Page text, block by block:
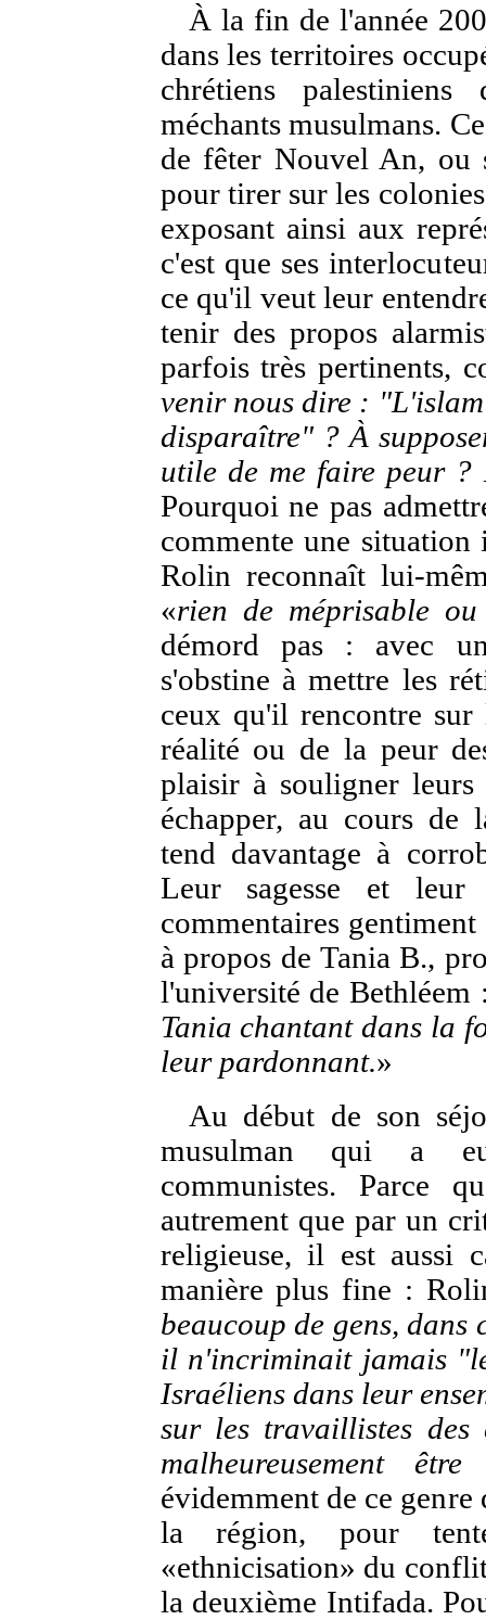
À la fin de l'année
dans les territoires
chrétiens
méchants musulmans.
de fêter Nouvel An, ou
pour tirer sur les
exposant ainsi aux
c'est que ses
ce qu'il veut leur
tenir des propos
parfois très pertinents,
venir nous dire :
disparaître" ? À
utile de me faire peur
Pourquoi ne pas
commente une
Rolin reconnaît lui-
«rien de méprisable
démord pas : avec
s'obstine à mettre les
ceux qu'il rencontre
réalité ou de la peur
plaisir à souligner leurs
échapper, au cours de
tend davantage à
Leur sagesse et
commentaires
à propos de Tania B.,
l'université de Bethléem
Tania chantant dans la
leur pardonnant.»
Au début de son
musulman qui a
communistes. Parce
autrement que par un
religieuse, il est aussi
manière plus fine :
beaucoup de gens, dans
il n'incriminait jamais
Israéliens dans leur
sur les travaillistes des
malheureusement
évidemment de ce genre
la région, pour
«ethnicisation» du
la deuxième Intifada.